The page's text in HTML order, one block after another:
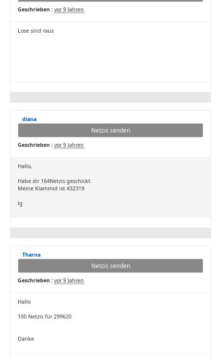
Geschrieben : vor 9 Jahren
Lose sind raus
diana
Netzis senden
Geschrieben : vor 9 Jahren
Hallo,
Habe dir 164Netzis geschickt.
Meine Klammid ist 432319
lg
Tharna
Netzis senden
Geschrieben : vor 9 Jahren
Hallo
100 Netzis für 299620
Danke